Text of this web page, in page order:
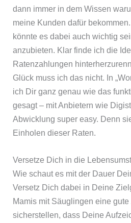
dann immer in dem Wissen
meine Kunden dafür
könnte es dabei auch wichtig
anzubieten. Klar finde ich die
Ratenzahlungen
Glück muss ich das nicht. In
ich Dir ganz genau wie das
gesagt – mit Anbietern wie
Abwicklung super easy. Denn
Einholen dieser Raten.
Versetze Dich in die
Wie schaut es mit der Dauer
Versetz Dich dabei in Deine
Mamis mit Säuglingen eine
sicherstellen, dass Deine